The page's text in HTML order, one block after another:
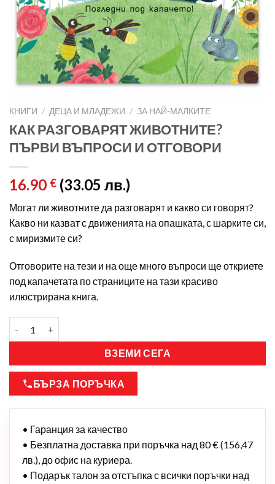
КНИГИ / ДЕЦА И МЛАДЕЖИ / ЗА НАЙ-МАЛКИТЕ
КАК РАЗГОВАРЯТ ЖИВОТНИТЕ?
ПЪРВИ ВЪПРОСИ И ОТГОВОРИ
16.90 € (33.05 лв.)
Могат ли животните да разговарят и какво си говорят?
Какво ни казват с движенията на опашката, с шарките си,
с миризмите си?
Отговорите на тези и на още много въпроси ще откриете
под капачетата по страниците на тази красиво
илюстрирана книга.
ВЗЕМИ СЕГА
БЪРЗА ПОРЪЧКА
• Гаранция за качество
• Безплатна доставка при поръчка над 80 € (156,47
лв.), до офис на куриера.
• Подарък талон за отстъпка с всички поръчки над